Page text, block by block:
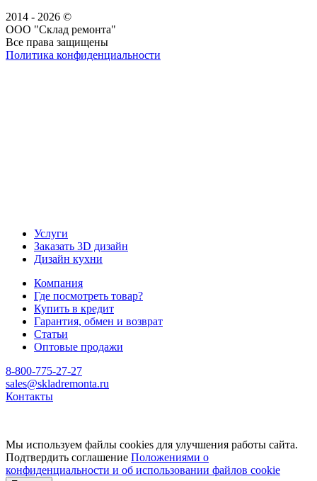
2014 - 2026 ©
ООО "Склад ремонта"
Все права защищены
Политика конфиденциальности
Услуги
Заказать 3D дизайн
Дизайн кухни
Компания
Где посмотреть товар?
Купить в кредит
Гарантия, обмен и возврат
Статьи
Оптовые продажи
8-800-775-27-27
sales@skladremonta.ru
Контакты
Мы используем файлы cookies для улучшения работы сайта.
Подтвердить соглашение Положениями о
конфиденциальности и об использовании файлов cookie